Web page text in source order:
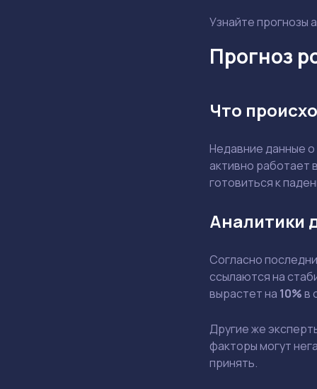
Узнайте прогнозы
Прогноз
Что
Недавние данные
активно работает
готовиться к
Аналитики
Согласно
ссылаются на
вырастет на 10%в
Другие же
факторы могут
принять.